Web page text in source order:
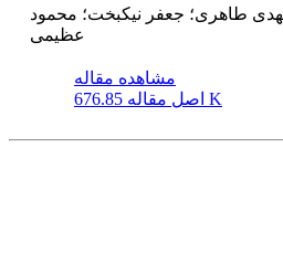
مهدی طاهری؛ جعفر نیکبخت؛ محمود
عظیمی
مشاهده مقاله
اصل مقاله 676.85 K